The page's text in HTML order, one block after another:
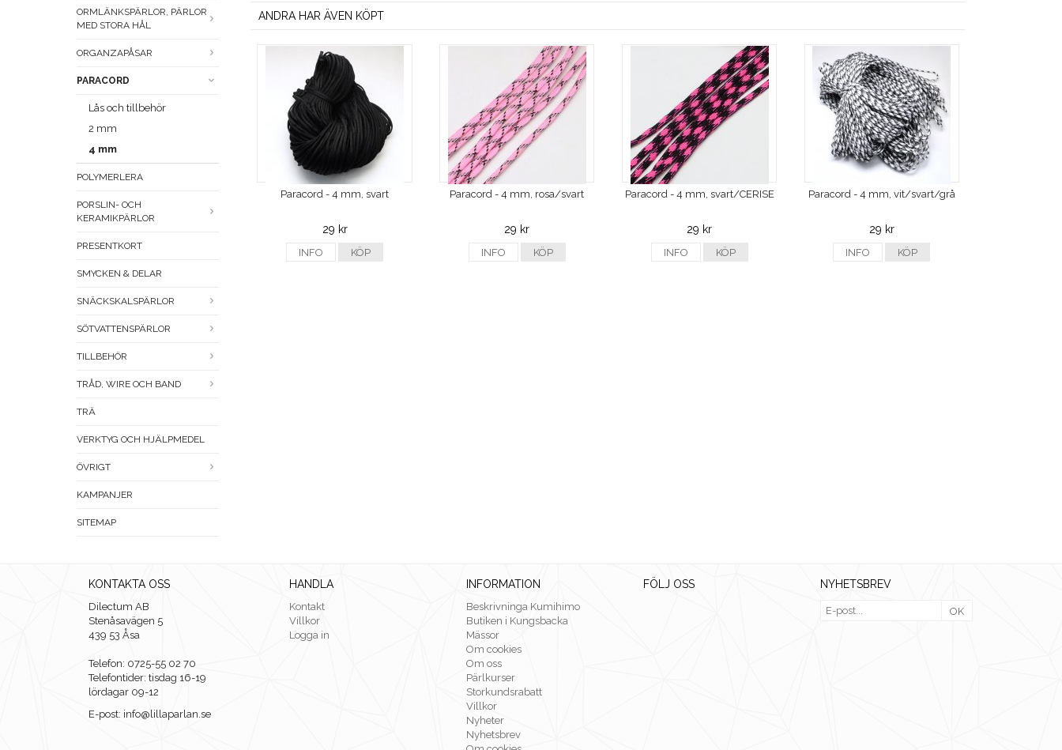
ORMLÄNKSPÄRLOR, PÄRLOR
MED STORA HÅL
ORGANZAPÅSAR
PARACORD
Lås och tillbehör
2 mm
4 mm
POLYMERLERA
PORSLIN- OCH
KERAMIKPÄRLOR
PRESENTKORT
SMYCKEN & DELAR
SNÄCKSKALSPÄRLOR
SÖTVATTENSPÄRLOR
TILLBEHÖR
TRÅD, WIRE OCH BAND
TRÄ
VERKTYG OCH HJÄLPMEDEL
ÖVRIGT
KAMPANJER
SITEMAP
ANDRA HAR ÄVEN KÖPT
Paracord - 4 mm, svart
29 kr
INFO KÖP
Paracord - 4 mm, rosa/svart
29 kr
INFO KÖP
Paracord - 4 mm, svart/CERISE
29 kr
INFO KÖP
Paracord - 4 mm, vit/svart/grå
29 kr
INFO KÖP
KONTAKTA OSS
Dilectum AB
Stenåsavägen 5
439 53 Åsa
Telefon: 0725-55 02 70
Telefontider: tisdag 16-19
lördagar 09-12
E-post: info@lillaparlan.se
HANDLA
Kontakt
Villkor
Logga in
INFORMATION
Beskrivninga Kumihimo
Butiken i Kungsbacka
Mässor
Om cookies
Om oss
Pärlkurser
Storkundsrabatt
Villkor
Nyheter
Nyhetsbrev
FÖLJ OSS NYHETSBREV
OK